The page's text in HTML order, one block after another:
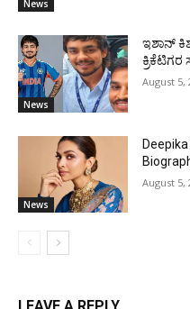
News
News
ಇಶಾನ್
August 5,
News
August 5,